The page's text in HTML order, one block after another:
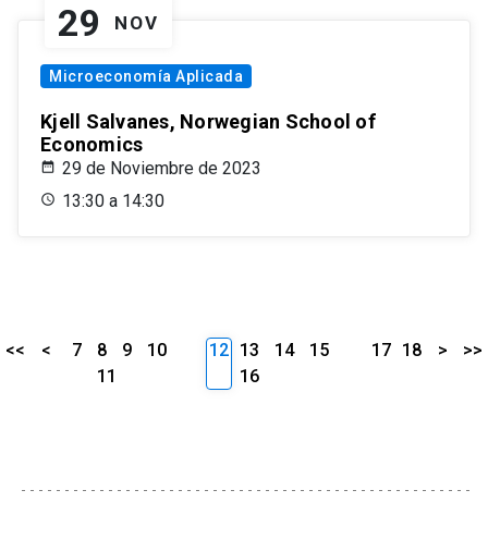
29 NOV
Microeconomía Aplicada
Kjell Salvanes, Norwegian School of
Economics
29 de Noviembre de 2023
13:30 a 14:30
<< < 7 8 9
10
11
12 13 14
15
16
17 18 > >>